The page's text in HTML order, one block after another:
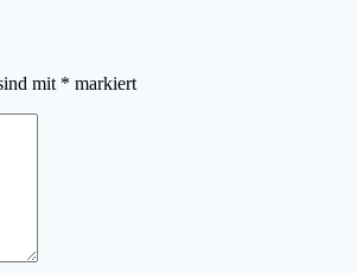
mit * markiert